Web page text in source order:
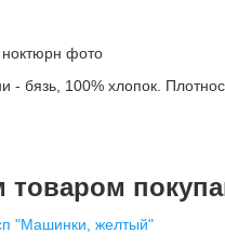
- бязь, 100% хлопок.
товаром